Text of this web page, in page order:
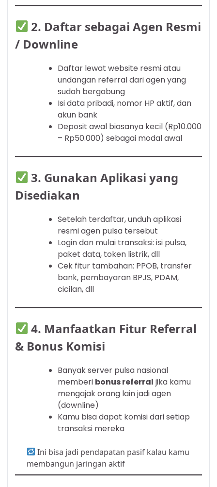
2. Daftar sebagai Agen Resmi
/ Downline
Daftar lewat website resmi atau
undangan referral dari agen yang
sudah bergabung
Isi data pribadi, nomor HP aktif, dan
akun bank
Deposit awal biasanya kecil (Rp10.000
– Rp50.000) sebagai modal awal
3. Gunakan Aplikasi yang
Disediakan
Setelah terdaftar, unduh aplikasi
resmi agen pulsa tersebut
Login dan mulai transaksi: isi pulsa,
paket data, token listrik, dll
Cek fitur tambahan: PPOB, transfer
bank, pembayaran BPJS, PDAM,
cicilan, dll
4. Manfaatkan Fitur Referral
& Bonus Komisi
Banyak server pulsa nasional
memberi bonus referral jika kamu
mengajak orang lain jadi agen
(downline)
Kamu bisa dapat komisi dari setiap
transaksi mereka
Ini bisa jadi pendapatan pasif kalau kamu
membangun jaringan aktif